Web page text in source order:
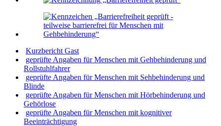
Kurzbericht Gast
geprüfte Angaben für Menschen mit Gehbehinderung und
Rollstuhlfahrer
geprüfte Angaben für Menschen mit Sehbehinderung und
Blinde
geprüfte Angaben für Menschen mit Hörbehinderung und
Gehörlose
geprüfte Angaben für Menschen mit kognitiver
Beeinträchtigung